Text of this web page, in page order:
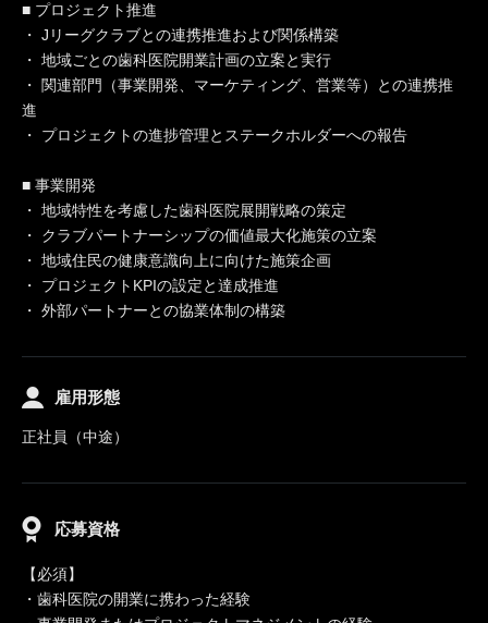
■ プロジェクト推進
・ Jリーグクラブとの連携推進および関係構築
・ 地域ごとの歯科医院開業計画の立案と実行
・ 関連部門（事業開発、マーケティング、営業等）との連携推
進
・ プロジェクトの進捗管理とステークホルダーへの報告
■ 事業開発
・ 地域特性を考慮した歯科医院展開戦略の策定
・ クラブパートナーシップの価値最大化施策の立案
・ 地域住民の健康意識向上に向けた施策企画
・ プロジェクトKPIの設定と達成推進
・ 外部パートナーとの協業体制の構築
雇用形態
正社員（中途）
応募資格
【必須】
・歯科医院の開業に携わった経験